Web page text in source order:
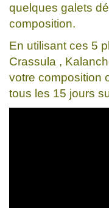
quelques galets
composition.
En utilisant ces 5
Crassula ,
votre composition
tous les 15 jours